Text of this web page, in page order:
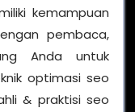
kemampuan
pembaca,
Anda untuk
optimasi seo
& praktisi seo